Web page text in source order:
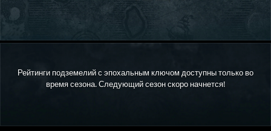
Рейтинги подземелий с эпохальным ключом доступны только во
время сезона. Следующий сезон скоро начнется!